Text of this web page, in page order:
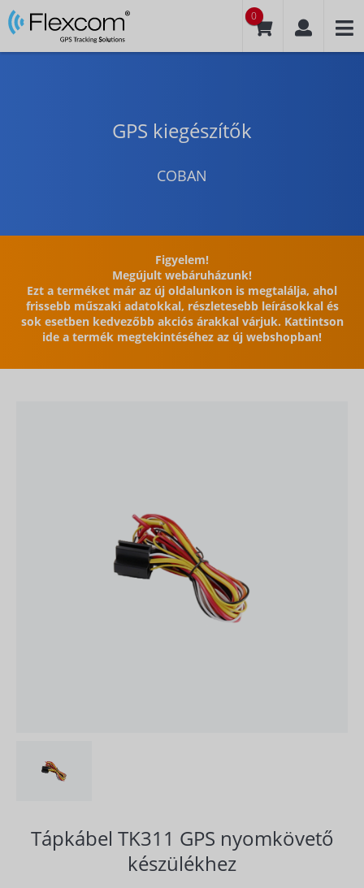
0
GPS kiegészítők
COBAN
Figyelem!
Megújult webáruházunk!
Ezt a terméket már az új oldalunkon is megtalálja, ahol
frissebb műszaki adatokkal, részletesebb leírásokkal és
sok esetben kedvezőbb akciós árakkal várjuk. Kattintson
ide a termék megtekintéséhez az új webshopban!
Tápkábel TK311 GPS nyomkövető
készülékhez